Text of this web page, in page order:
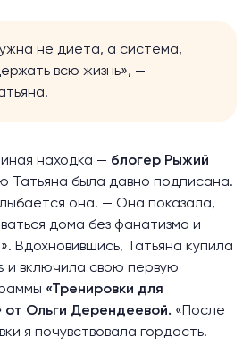
не диета, а система,
всю жизнь», —
находка — блогер Рыжий
Татьяна была давно подписана.
она. — Она показала,
дома без фанатизма и
Вдохновившись, Татьяна купила
и включила свою первую
«Тренировки для
от Ольги Дерендеевой. «После
я почувствовала гордость.